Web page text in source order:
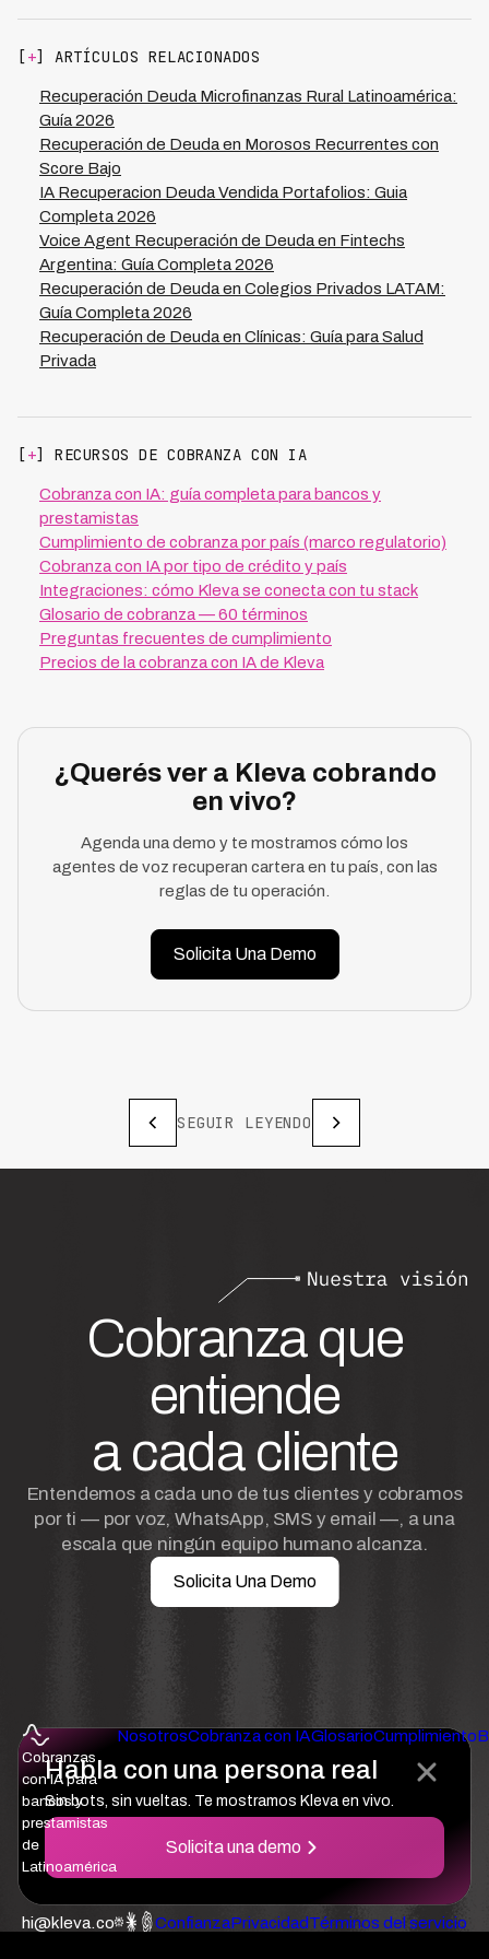
resuelven en la primera llamada automatizada, liberando
a los gestores para enfocarse solo en situaciones que
requieren criterio humano.
[+] ARTÍCULOS RELACIONADOS
Recuperación Deuda Microfinanzas Rural Latinoamérica:
Guía 2026
Recuperación de Deuda en Morosos Recurrentes con
Score Bajo
IA Recuperacion Deuda Vendida Portafolios: Guia
Completa 2026
Voice Agent Recuperación de Deuda en Fintechs
Argentina: Guía Completa 2026
Recuperación de Deuda en Colegios Privados LATAM:
Guía Completa 2026
Recuperación de Deuda en Clínicas: Guía para Salud
Privada
[+] RECURSOS DE COBRANZA CON IA
Cobranza con IA: guía completa para bancos y
prestamistas
Cumplimiento de cobranza por país (marco regulatorio)
Cobranza con IA por tipo de crédito y país
Integraciones: cómo Kleva se conecta con tu stack
Glosario de cobranza — 60 términos
Preguntas frecuentes de cumplimiento
Precios de la cobranza con IA de Kleva
¿Querés ver a Kleva cobrando
en vivo?
Agenda una demo y te mostramos cómo los
agentes de voz recuperan cartera en tu país, con las
reglas de tu operación.
Solicita Una Demo
SEGUIR LEYENDO
Habla con una persona real
Sin bots, sin vueltas. Te mostramos Kleva en vivo.
Solicita una demo
Cobranza que
entiende
a cada cliente
Entendemos a cada uno de tus clientes y cobramos
por ti — por voz, WhatsApp, SMS y email —, a una
escala que ningún equipo humano alcanza.
Solicita Una Demo
Cobranzas
con IA para
bancos y
prestamistas
de
Latinoamérica
NosotrosCobranza con IAGlosarioCumplimiento
hi@kleva.co ConfianzaPrivacidadTérminos del servicio